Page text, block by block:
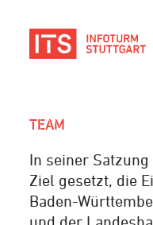
TEAM
In seiner
Ziel gesetzt, die
Baden-
und der